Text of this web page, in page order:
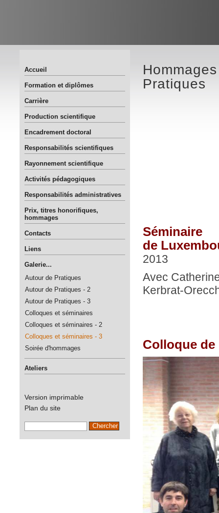
Accueil
Formation et diplômes
Carrière
Production scientifique
Encadrement doctoral
Responsabilités scientifiques
Rayonnement scientifique
Activités pédagogiques
Responsabilités administratives
Prix, titres honorifiques,
hommages
Contacts
Liens
Galerie...
Autour de Pratiques
Autour de Pratiques - 2
Autour de Pratiques - 3
Colloques et séminaires
Colloques et séminaires - 2
Colloques et séminaires - 3
Soirée d'hommages
Ateliers
Version imprimable
Plan du site
Pratiques
Séminaire
de
2013
Avec
Kerbrat-
Colloque de